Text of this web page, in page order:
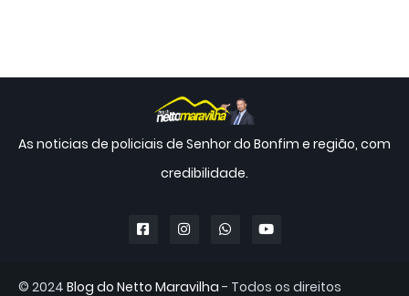
As noticias de policiais de Senhor do Bonfim e região, com
credibilidade.
© 2024 Blog do Netto Maravilha - Todos os direitos